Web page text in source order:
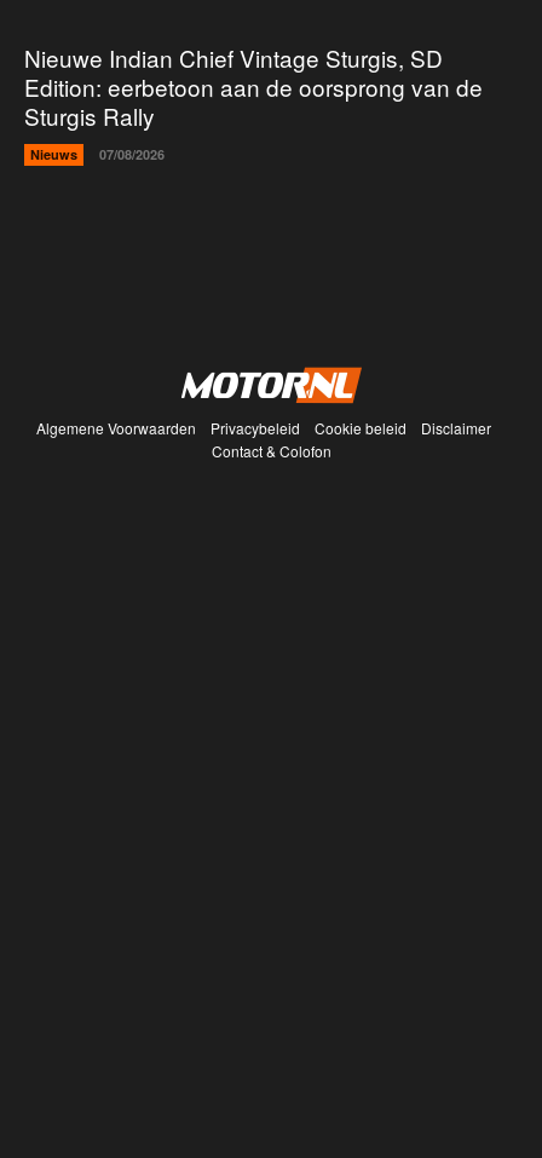
Nieuwe Indian Chief Vintage Sturgis, SD
Edition: eerbetoon aan de oorsprong van de
Sturgis Rally
Nieuws 07/08/2026
Algemene Voorwaarden Privacybeleid Cookie beleid
Disclaimer
Contact & Colofon